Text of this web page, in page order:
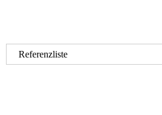
Referenzliste